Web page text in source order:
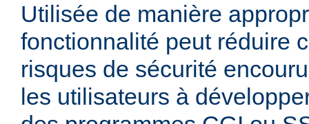
Utilisée de manière
fonctionnalité peut réduire
risques de sécurité
les utilisateurs à